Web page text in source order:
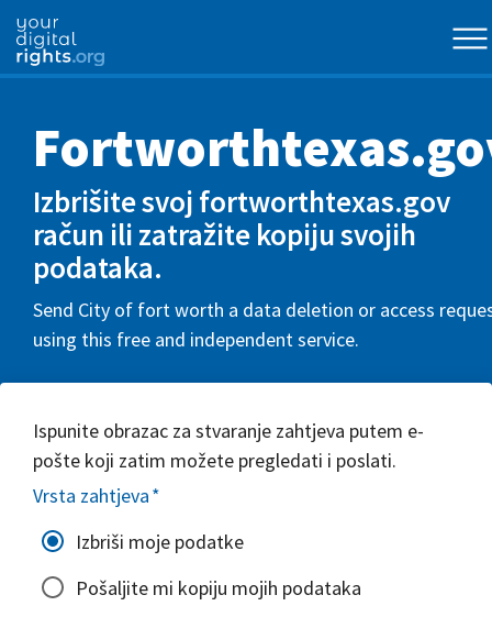
Izbrišite svoj fortworthtexas.gov
račun ili zatražite kopiju svojih
podataka.
Send City of fort worth a data deletion or access
using this free and independent service.
Ispunite obrazac za stvaranje zahtjeva putem e-
pošte koji zatim možete pregledati i poslati.
Vrsta zahtjeva*
Izbriši moje podatke
Pošaljite mi kopiju mojih podataka